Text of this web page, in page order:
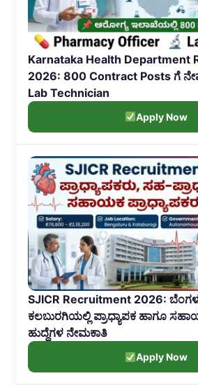
Karnataka Health Department
2026: 800 Contract Posts ಗೆ
Lab Technician
Apply Now
SJICR Recruitment 2026:
ಕಲಬುರಗಿಯಲ್ಲಿ ಪ್ರಾಧ್ಯಾಪಕ ಹಾಗೂ
ಹುದ್ದೆಗಳ ನೇಮಕಾತಿ
Apply Now